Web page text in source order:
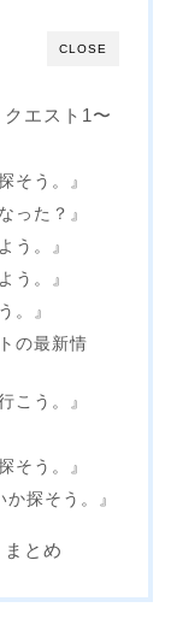
CLOSE
エスト1〜
そう。』
った？』
う。』
う。』
。』
の最新情
こう。』
そう。』
探そう。』
とめ